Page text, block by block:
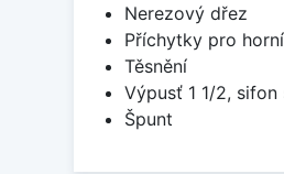
Nerezový dřez
Příchytky pro
Těsnění
Výpusť 1 1/2,
Špunt